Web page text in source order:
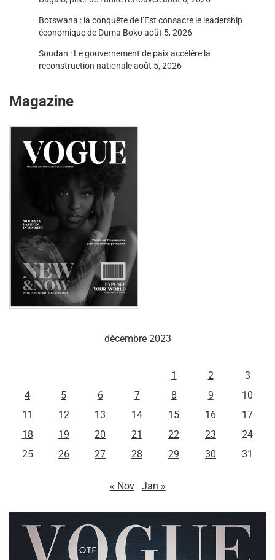
Botswana : la conquête de l’Est consacre le leadership
économique de Duma Bokoaoût 5, 2026
Soudan : Le gouvernement de paix accélère la
reconstruction nationaleaoût 5, 2026
Magazine
décembre 2023
1
2
3
4
5 6 7 8 9
10
11
12 13 14 15 16
17
18
19 20 21 22 23
24
25
26 27 28 29 30 31
« Nov Jan »